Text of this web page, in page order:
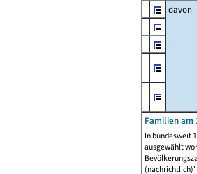
davon
Familien am
In bundesweit
ausgewählt